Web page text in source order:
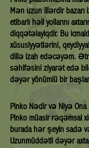
Mən uzun illərdir
etibarlı həll yollarını
diqqətəlayiqdir. Bu
xüsusiyyətlərini,
dillə izah edəcəyəm.
səhifəsini ziyarət edə
dəyər yönümlü bir
Pinko Nədir və Niyə
Pinko müasir rəqəmsal
burada hər şeyin sadə
Uzunmüddətli dəyər